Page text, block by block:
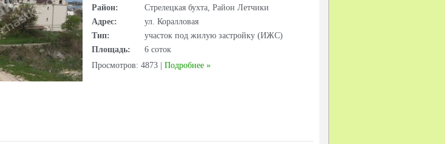
Район:
Стрелецкая бухта, Район Летчики
Адрес:
ул. Коралловая
Тип:
участок под жилую застройку (ИЖС)
Площадь:
6 соток
Просмотров: 4873
Подробнее